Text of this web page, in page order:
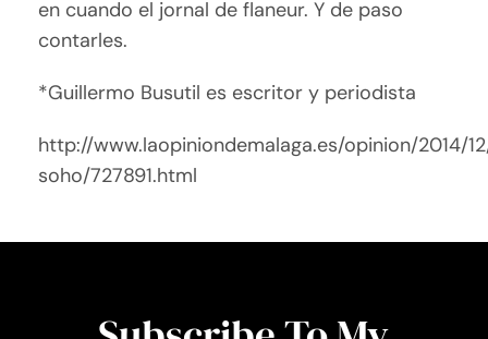
en cuando el jornal de flaneur. Y de paso
contarles.
*Guillermo Busutil es escritor y periodista
http://www.laopiniondemalaga.es/opinion/2014/
soho/727891.html